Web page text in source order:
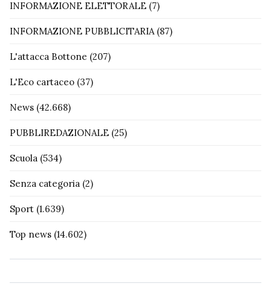
INFORMAZIONE ELETTORALE (7)
INFORMAZIONE PUBBLICITARIA(87)
L'attacca Bottone (207)
L'Eco cartaceo (37)
News (42.668)
PUBBLIREDAZIONALE (25)
Scuola (534)
Senza categoria (2)
Sport (1.639)
Top news (14.602)